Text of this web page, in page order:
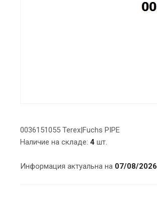
0036151055 Terex|Fuchs PIPE
Наличие на складе: 4 шт.
Информация актуальна на 07/08/2026